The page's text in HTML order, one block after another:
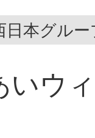
日本グル
いウ